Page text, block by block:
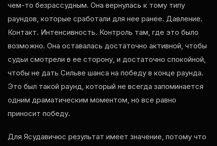
чем-то безрассудным. Она вернулась к тому типу
раундов, которые сработали для нее ранее. Давление.
Контакт. Интенсивность. Контроль там, где это было
возможно. Она оставалась достаточно активной, чтобы
судьи смотрели в ее сторону, и достаточно спокойной,
чтобы не дать Сильве шанса на победу в конце раунда.
Это был такой раунд, который не всегда запоминается
одним драматическим моментом, но все равно
приносит победу.
Для Ясудавичюс результат имеет значение, потому что